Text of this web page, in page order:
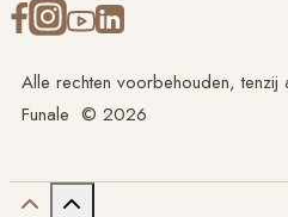
Alle rechten voorbehouden, tenzij
Funale © 2026